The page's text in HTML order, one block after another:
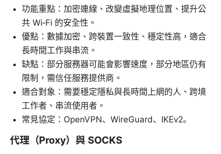
功能重點：加密連線、改變虛擬地理位置、提升公
共 Wi‑Fi 的安全性。
優點：數據加密、跨裝置一致性、穩定性高，適合
長時間工作與串流。
缺點：部分服務器可能會影響速度，部分地區仍有
限制，需信任服務提供商。
適合對象：需要穩定隱私與長時間上網的人、跨境
工作者、串流使用者。
常見協定：OpenVPN、WireGuard、IKEv2。
代理（Proxy）與 SOCKS